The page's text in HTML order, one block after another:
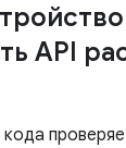
API